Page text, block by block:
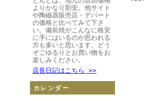
よりかなり割安。他サイト
や陶磁器販売店・デパート
の価格と比べてみて下さ
い。備前焼がこんなに格安
に手にはいるのが思われる
方も多いと思います。どう
ぞごゆるりとお買い物をお
楽しみください。
店長日記はこちら >>
カレンダー